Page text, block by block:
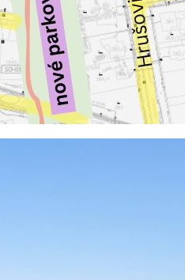
nebo reklamy jak
na našich
stránkách, tak na
stránkách třetích
subjektů. Díky
tomu můžeme
vytvářet profily